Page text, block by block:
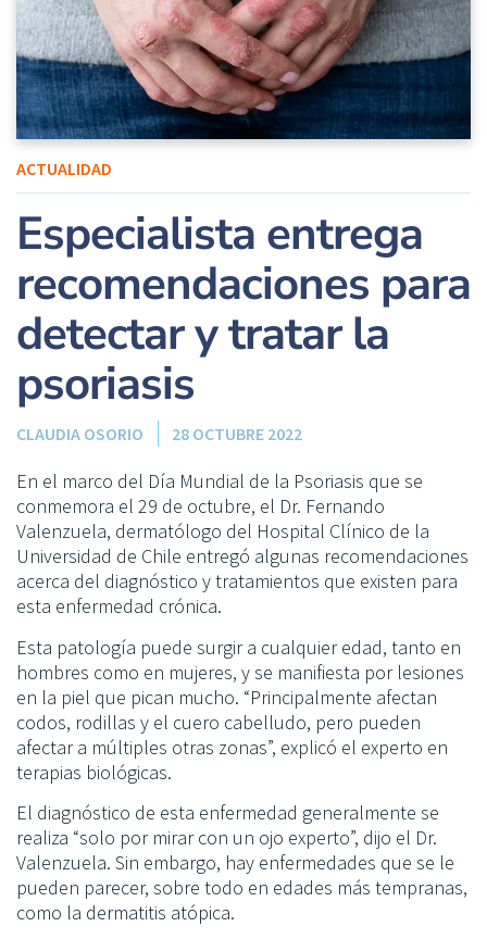
ACTUALIDAD
Especialista entrega
recomendaciones para
detectar y tratar la
psoriasis
CLAUDIA OSORIO 28 OCTUBRE 2022
En el marco del Día Mundial de la Psoriasis que se
conmemora el 29 de octubre, el Dr. Fernando
Valenzuela, dermatólogo del Hospital Clínico de la
Universidad de Chile entregó algunas recomendaciones
acerca del diagnóstico y tratamientos que existen para
esta enfermedad crónica.
Esta patología puede surgir a cualquier edad, tanto en
hombres como en mujeres, y se manifiesta por lesiones
en la piel que pican mucho. “Principalmente afectan
codos, rodillas y el cuero cabelludo, pero pueden
afectar a múltiples otras zonas”, explicó el experto en
terapias biológicas.
El diagnóstico de esta enfermedad generalmente se
realiza “solo por mirar con un ojo experto”, dijo el Dr.
Valenzuela. Sin embargo, hay enfermedades que se le
pueden parecer, sobre todo en edades más tempranas,
como la dermatitis atópica.